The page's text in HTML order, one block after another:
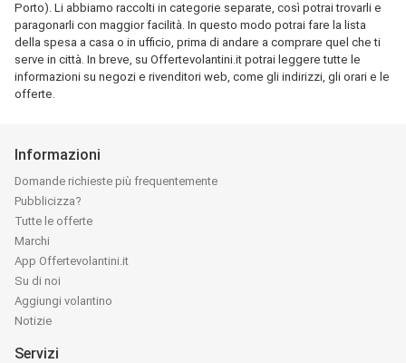
Porto). Li abbiamo raccolti in categorie separate, così potrai trovarli e
paragonarli con maggior facilità. In questo modo potrai fare la lista
della spesa a casa o in ufficio, prima di andare a comprare quel che ti
serve in città. In breve, su Offertevolantini.it potrai leggere tutte le
informazioni su negozi e rivenditori web, come gli indirizzi, gli orari e le
offerte.
Informazioni
Domande richieste più frequentemente
Pubblicizza?
Tutte le offerte
Marchi
App Offertevolantini.it
Su di noi
Aggiungi volantino
Notizie
Servizi